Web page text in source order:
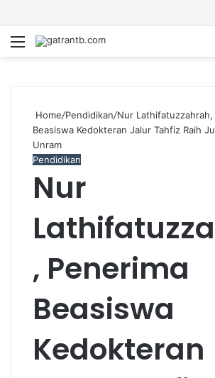
Menu
Home/Pendidikan/Nur Lathifatuzzahrah,
Beasiswa Kedokteran Jalur Tahfiz Raih
Unram
Pendidikan
Nur
, Penerima
Beasiswa
Kedokteran